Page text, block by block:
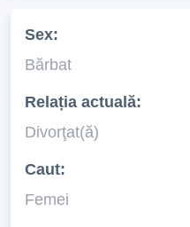
Sex:
Bărbat
Relația actuală:
Divorţat(ă)
Caut:
Femei